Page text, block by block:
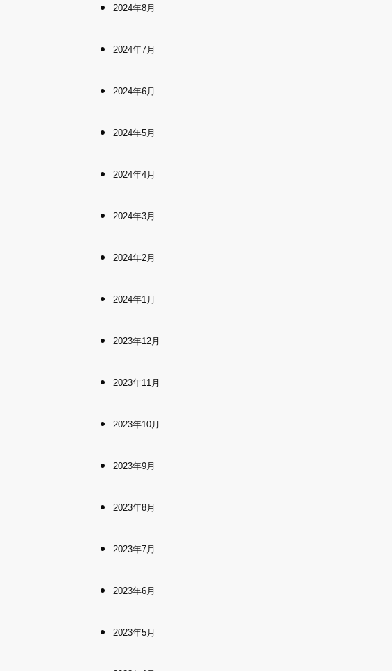
2024年8月
2024年7月
2024年6月
2024年5月
2024年4月
2024年3月
2024年2月
2024年1月
2023年12月
2023年11月
2023年10月
2023年9月
2023年8月
2023年7月
2023年6月
2023年5月